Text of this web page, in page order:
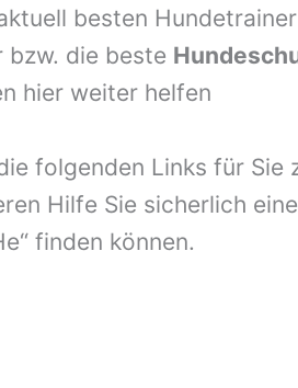
besten
bzw. die beste
hier weiter helfen
folgenden Links für Sie
Hilfe Sie sicherlich eine
finden können.